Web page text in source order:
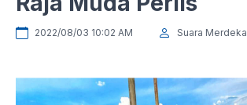
2022/08/03 10:02 AM Suara Merdeka